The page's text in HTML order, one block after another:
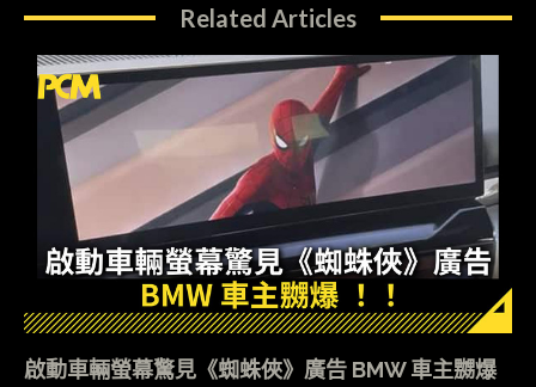
Related Articles
啟動車輛螢幕驚見《蜘蛛俠》廣告 BMW 車主嬲爆